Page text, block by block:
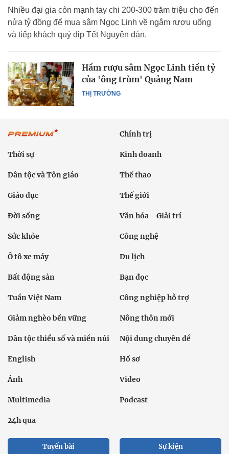
Nhiều đại gia còn mạnh tay chi 200-300 trăm triệu cho đến
nửa tỷ đồng để mua sâm Ngọc Linh về ngâm rượu uống
và tiếp khách quý dịp Tết Nguyên đán.
THỊ TRƯỜNG
Hầm rượu sâm Ngọc Linh tiền tỷ
của 'ông trùm' Quảng Nam
Chính trị
Thời sự Kinh doanh
Dân tộc và Tôn giáo Thể thao
Giáo dục Thế giới
Đời sống Văn hóa - Giải trí
Sức khỏe Công nghệ
Ô tô xe máy Du lịch
Bất động sản Bạn đọc
Tuần Việt Nam Công nghiệp hỗ trợ
Giảm nghèo bền vững Nông thôn mới
Dân tộc thiểu số và miền núi Nội dung chuyên đề
English Hồ sơ
Ảnh Video
Multimedia Podcast
24h qua
Tuyến bài Sự kiện